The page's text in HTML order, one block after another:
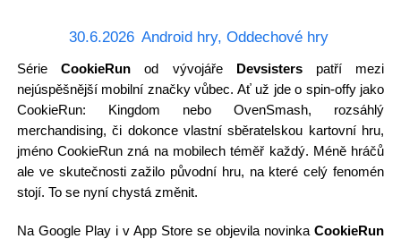
30.6.2026 Android hry, Oddechové hry
SérieCookieRun od vývojáře Devsisterspatří mezi
nejúspěšnější mobilní značky vůbec. Ať už jde o spin-offy jako
CookieRun: Kingdom nebo OvenSmash, rozsáhlý
merchandising, či dokonce vlastní sběratelskou kartovní hru,
jméno CookieRun zná na mobilech téměř každý. Méně hráčů
ale ve skutečnosti zažilo původní hru, na které celý fenomén
stojí. To se nyní chystá změnit.
Na Google Play i v App Store se objevila novinkaCookieRun